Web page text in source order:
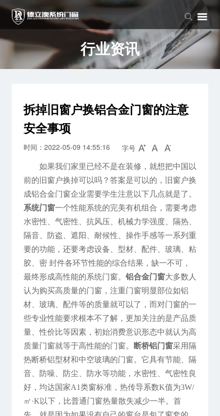
品牌中心
品牌介绍
企业文化
产品中心
窗系列
门系列
新闻中心
公司新闻
行业资讯
行业资讯
拆掉旧窗户换铝合金门窗的注意
安全事项
时间：2022-05-09 14:55:16 字号
如果我们家里已经不是在装修，就想把中国以
前的旧窗户换掉可以吗？答案是可以的，旧窗户换
成铝合金门窗企业需要学生注意以下几点就是了。
系统门窗一个性能系统的完美有机组合，需要考虑
水密性、气密性、抗风压、机械力学强度、隔热、
隔音、防盗、遮阳、耐候性、操作手感等一系列重
要的功能，还要考虑设备、型材、配件、玻璃、粘
胶、密 封件各环节性能的综合结果，缺一不可，
最终形成高性能的系统门窗。 铝合金门窗大多数人
认为购买高质量的门窗，注重门窗明显部位如铝
材、玻璃、配件等的质量就可以了，而对门窗的一
些专业性能要求根本不了解，更加关注的是产品质
量、性价比等因素，初始消费意识形态中就认为高
质量门窗就等于高性能的门窗。
断桥铝门窗采用隔
热断桥铝型材和中空玻璃的门窗。它具有节能、隔
音、防噪、防尘、防水等功能，水密性、气密性良
好，均达国家A1类窗标准，热传导系数K值为3W/
㎡·K以下，比普通门窗热量散失减少一半。首